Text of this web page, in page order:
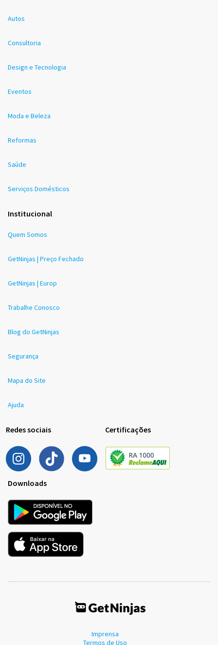
Autos
Consultoria
Design e Tecnologia
Eventos
Moda e Beleza
Reformas
Saúde
Serviços Domésticos
Institucional
Quem Somos
GetNinjas | Preço Fechado
GetNinjas | Europ
Trabalhe Conosco
Blog do GetNinjas
Segurança
Mapa do Site
Ajuda
Redes sociais Certificações
Downloads
Imprensa
Termos de Uso